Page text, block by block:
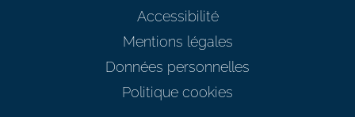
Accessibilité
Mentions légales
Données personnelles
Politique cookies